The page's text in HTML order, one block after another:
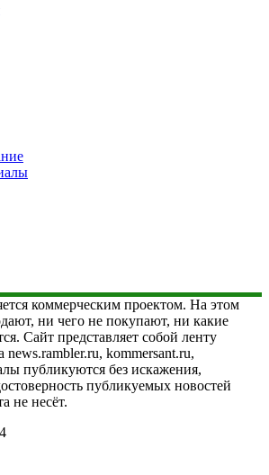
коммерческим проектом. На этом
ни чего не покупают, ни какие
Сайт представляет собой ленту
news.rambler.ru, kommersant.ru,
публикуются без искажения,
публикуемых новостей
не несёт.